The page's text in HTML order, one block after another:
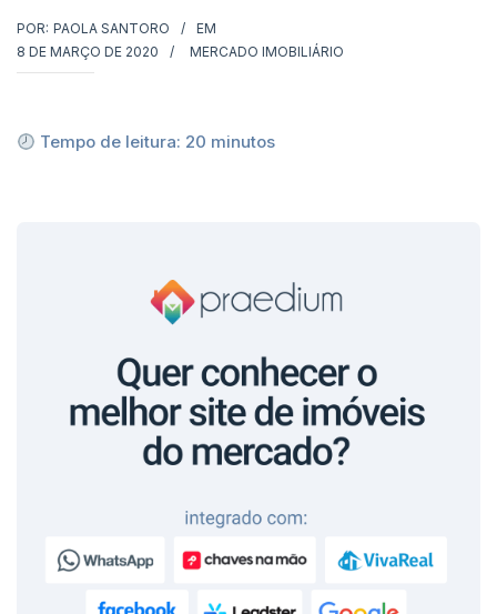
POR: PAOLA SANTORO
EM
8 DE MARÇO DE 2020
MERCADO IMOBILIÁRIO
Tempo de leitura: 20 minutos